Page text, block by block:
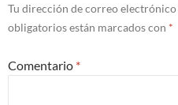
Tu dirección de correo electrónico
obligatorios están marcados con *
Comentario *